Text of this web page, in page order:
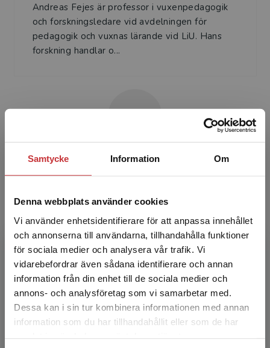
Samtycke Information Om
Denna webbplats använder cookies
Vi använder enhetsidentifierare för att anpassa innehållet
och annonserna till användarna, tillhandahålla funktioner
för sociala medier och analysera vår trafik. Vi
vidarebefordrar även sådana identifierare och annan
information från din enhet till de sociala medier och
annons- och analysföretag som vi samarbetar med.
Dessa kan i sin tur kombinera informationen med annan
information som du har tillhandahållit eller som de har
Begränsad fraktregion
Det verkar som att du besöker
studentlitteratur.se via en enhet utanför Sverige.
Andreas Fejes är professor i vuxenpedagogik
och forskningsledare vid avdelningen för
pedagogik och vuxnas lärande vid LiU. Hans
forskning handlar o...
Karolina Muhrman
universitetslektor i pedagogik vid LiU och leg.
gymnasielärare i Bi/Ke/Nk/Ma. Hennes
forskningsintressen handlar bla...